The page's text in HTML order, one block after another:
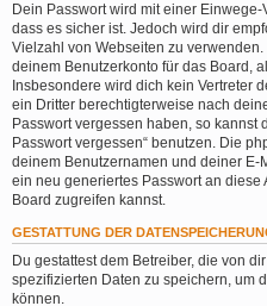
Dein Passwort wird mit einer
dass es sicher ist. Jedoch wird dir
Vielzahl von Webseiten zu
deinem Benutzerkonto für das Board,
Insbesondere wird dich kein Vertreter
ein Dritter berechtigterweise nach
Passwort vergessen haben, so kannst
Passwort vergessen“ benutzen. Die
deinem Benutzernamen und deiner
ein neu generiertes Passwort an diese
Board zugreifen kannst.
GESTATTUNG DER
Du gestattest dem Betreiber, die von
spezifizierten Daten zu speichern, um
können.